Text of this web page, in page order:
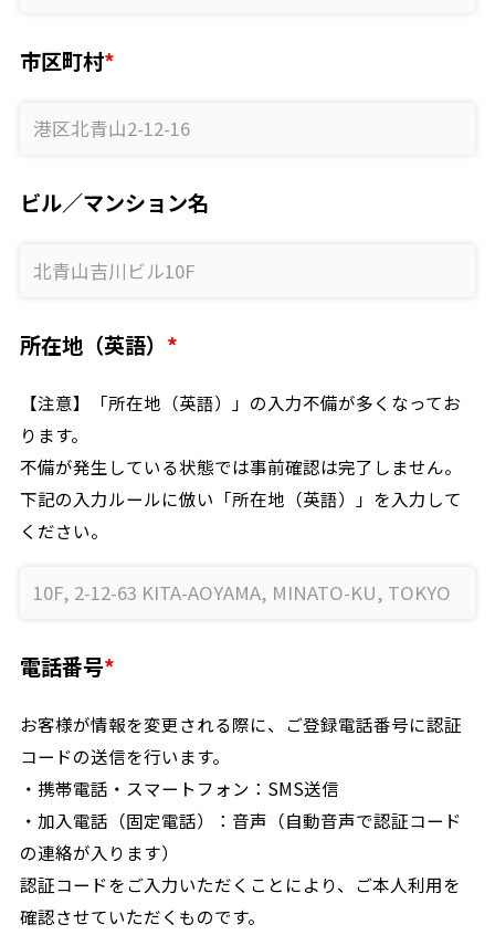
市区町村
ビル／マンション名
所在地（英語）
【注意】「所在地（英語）」の入力不備が多くなってお
ります。
不備が発生している状態では事前確認は完了しません。
下記の入力ルールに倣い「所在地（英語）」を入力して
ください。
電話番号
お客様が情報を変更される際に、ご登録電話番号に認証
コードの送信を行います。
・携帯電話・スマートフォン：SMS送信
・加入電話（固定電話）：音声（自動音声で認証コード
の連絡が入ります）
認証コードをご入力いただくことにより、ご本人利用を
確認させていただくものです。